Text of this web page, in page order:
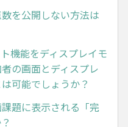
を公開しない方法は
機能をディスプレイモ
の画面とディスプレ
可能でしょうか？
課題に表示される「完